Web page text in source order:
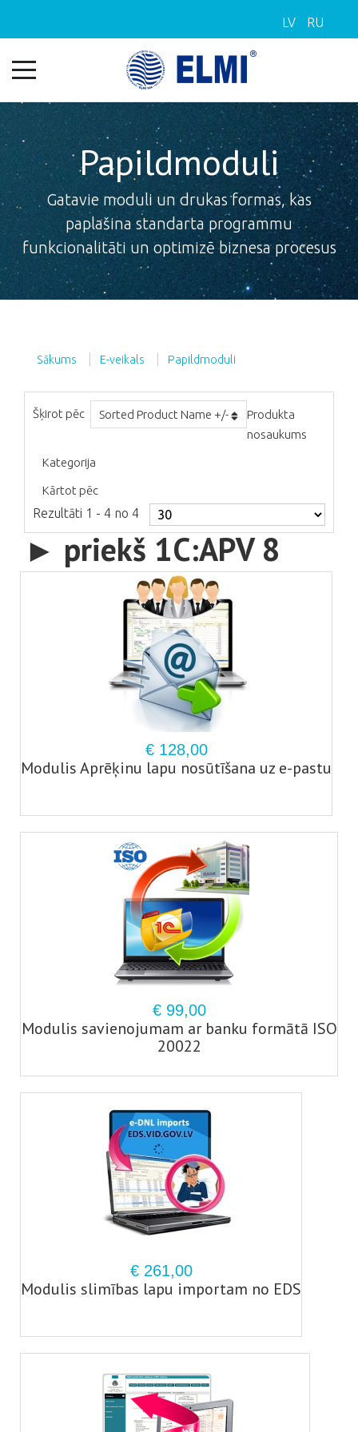
LV RU
Papildmoduli
Gatavie moduli un drukas formas, kas
paplašina standarta programmu
funkcionalitāti un optimizē biznesa procesus
Sākums E-veikals Papildmoduli
Šķirot pēc Sorted Product Name +/-
Produkta
nosaukums
Kategorija
Kārtot pēc
Rezultāti 1 - 4 no 4
► priekš 1C:APV 8
€ 128,00
Modulis Aprēķinu lapu nosūtīšana uz e-pastu
€ 99,00
Modulis savienojumam ar banku formātā ISO
20022
€ 261,00
Modulis slimības lapu importam no EDS